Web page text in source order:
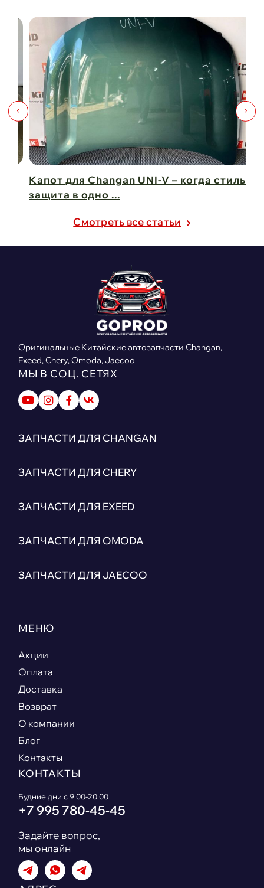
Капот для Changan UNI-V – когда стиль и
защита в одно ...
Cмотреть все статьи
Оригинальные Китайские автозапчасти Changan,
Exeed, Chery, Omoda, Jaecoo
МЫ В СОЦ. СЕТЯХ
ЗАПЧАСТИ ДЛЯ CHANGAN
ЗАПЧАСТИ ДЛЯ CHERY
ЗАПЧАСТИ ДЛЯ EXEED
ЗАПЧАСТИ ДЛЯ OMODA
ЗАПЧАСТИ ДЛЯ JAECOO
МЕНЮ
Акции
Оплата
Доставка
Возврат
О компании
Блог
Контакты
КОНТАКТЫ
Будние дни с 9:00-20:00
+7 995 780‑45‑45
Задайте вопрос,
мы онлайн